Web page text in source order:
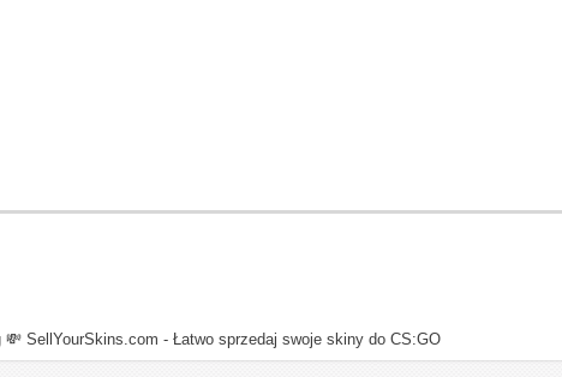
💸 SellYourSkins.com - Łatwo sprzedaj swoje skiny do CS:GO